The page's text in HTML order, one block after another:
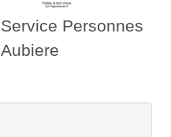
Service Personnes
Aubiere